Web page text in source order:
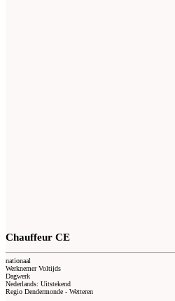
Chauffeur CE
nationaal
Werknemer Voltijds
Dagwerk
Nederlands: Uitstekend
Regio Dendermonde - Wetteren